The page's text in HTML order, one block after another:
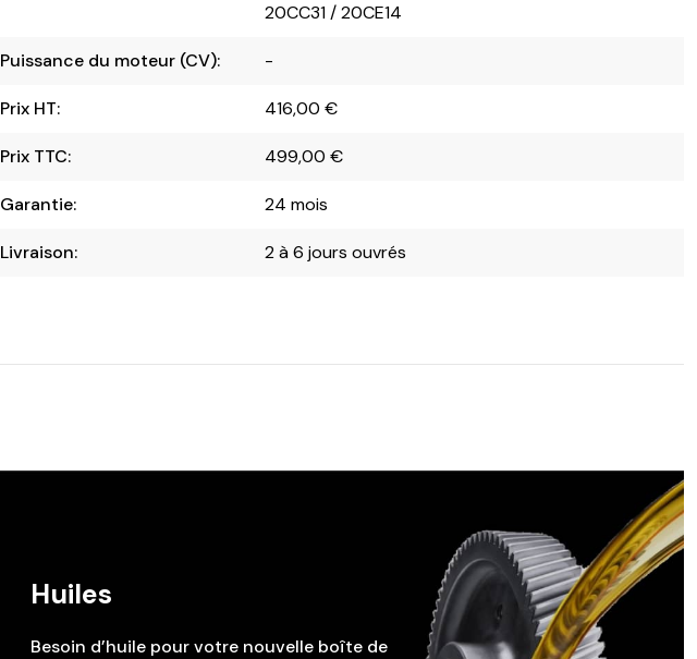
20CC31 / 20CE14
Puissance du moteur (CV): -
Prix HT: 416,00€
Prix TTC: 499,00€
Garantie: 24 mois
Livraison: 2 à 6 jours ouvrés
Huiles
Besoin d’huile pour votre nouvelle boîte de